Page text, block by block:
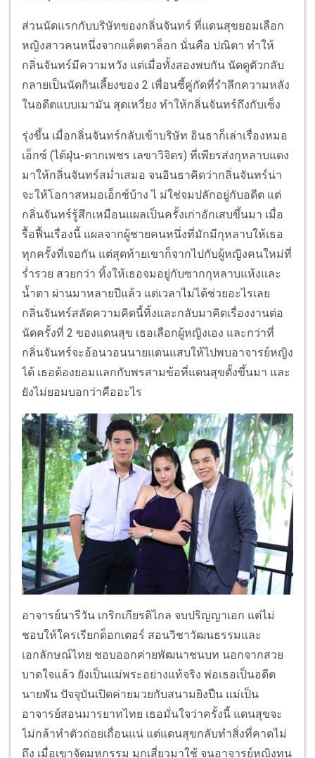
ส่วนนัดแรกกับบริษัทของกลิ่นจันทร์ ที่แดนสุขยอมเลือก
หญิงสาวคนหนึ่งจากแค็ตตาล็อก นั่นคือ ปณิตา ทำให้
กลิ่นจันทร์มีความหวัง แต่เมื่อทั้งสองพบกัน นัดดูตัวกลับ
กลายเป็นนัดกินเลี้ยงของ 2 เพื่อนซี้คู่กัดที่รำลึกความหลัง
ในอดีตแบบเมามัน สุดเหวี่ยง ทำให้กลิ่นจันทร์ถึงกับเซ็ง
รุ่งขึ้น เมื่อกลิ่นจันทร์กลับเข้าบริษัท อินธาก็เล่าเรื่องหมอ
เอ็กซ์ (ไต้ฝุ่น-ตากเพชร เลขาวิจิตร) ที่เพียรส่งกุหลาบแดง
มาให้กลิ่นจันทร์สม่ำเสมอ จนอินธาคิดว่ากลิ่นจันทร์น่า
จะให้โอกาสหมอเอ็กซ์บ้าง ไ ม่ใช่จมปลักอยู่กับอดีต แต่
กลิ่นจันทร์รู้สึกเหมือนแผลเป็นครั้งเก่าอักเสบขึ้นมา เมื่อ
รื้อฟื้นเรื่องนี้ แผลจากผู้ชายคนหนึ่งที่มักมีกุหลาบให้เธอ
ทุกครั้งที่เจอกัน แต่สุดท้ายเขาก็จากไปกับผู้หญิงคนใหม่ที่
ร่ำรวย สวยกว่า ทิ้งให้เธอจมอยู่กับซากกุหลาบแห้งและ
น้ำตา ผ่านมาหลายปีแล้ว แต่เวลาไม่ได้ช่วยอะไรเลย
กลิ่นจันทร์สลัดความคิดนี้ทิ้งและกลับมาคิดเรื่องงานต่อ
นัดครั้งที่ 2 ของแดนสุข เธอเลือกผู้หญิงเอง และกว่าที่
กลิ่นจันทร์จะอ้อนวอนนายแดนแสบให้ไปพบอาจารย์หญิง
ได้ เธอต้องยอมแลกกับพรสามข้อที่แดนสุขตั้งขึ้นมา และ
ยังไม่ยอมบอกว่าคืออะไร
อาจารย์นารีวัน เกริกเกียรติไกล จบปริญญาเอก แต่ไม่
ชอบให้ใครเรียกด็อกเตอร์ สอนวิชาวัฒนธรรมและ
เอกลักษณ์ไทย ชอบออกค่ายพัฒนาชนบท นอกจากสวย
บาดใจแล้ว ยังเป็นแม่พระอย่างแท้จริง พ่อเธอเป็นอดีต
นายพัน ปัจจุบันเปิดค่ายมวยกับสนามยิงปืน แม่เป็น
อาจารย์สอนมารยาทไทย เธอมั่นใจว่าครั้งนี้ แดนสุขจะ
ไม่กล้าทำตัวถ่อยเถื่อนแน่ แต่แดนสุขกลับทำสิ่งที่คาดไม่
ถึง เมื่อเขาจัดมหกรรม มุกเสี่ยวมาใช้ จนอาจารย์หญิงทน